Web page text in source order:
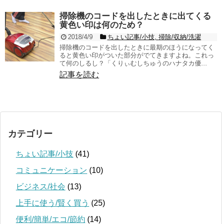
掃除機のコードを出したときに出てくる
黄色い印は何のため？
2018/4/9 ちょい記事/小技, 掃除/収納/洗濯
掃除機のコードを出したときに最期のほうになってく
ると黄色い印がついた部分がでてきますよね。これっ
て何のしるし？「くりぃむしちゅうのハナタカ優...
記事を読む
カテゴリー
ちょい記事/小技 (41)
コミュニケーション (10)
ビジネス/社会 (13)
上手に使う/賢く買う (25)
便利/簡単/エコ/節約 (14)